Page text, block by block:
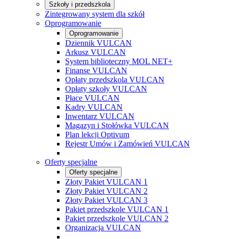
Szkoły i przedszkola
Zintegrowany system dla szkół
Oprogramowanie
Oprogramowanie
Dziennik VULCAN
Arkusz VULCAN
System biblioteczny MOL NET+
Finanse VULCAN
Opłaty przedszkola VULCAN
Opłaty szkoły VULCAN
Płace VULCAN
Kadry VULCAN
Inwentarz VULCAN
Magazyn i Stołówka VULCAN
Plan lekcji Optivum
Rejestr Umów i Zamówień VULCAN
Oferty specjalne
Oferty specjalne
Złoty Pakiet VULCAN 1
Złoty Pakiet VULCAN 2
Złoty Pakiet VULCAN 3
Pakiet przedszkole VULCAN 1
Pakiet przedszkole VULCAN 2
Organizacja VULCAN